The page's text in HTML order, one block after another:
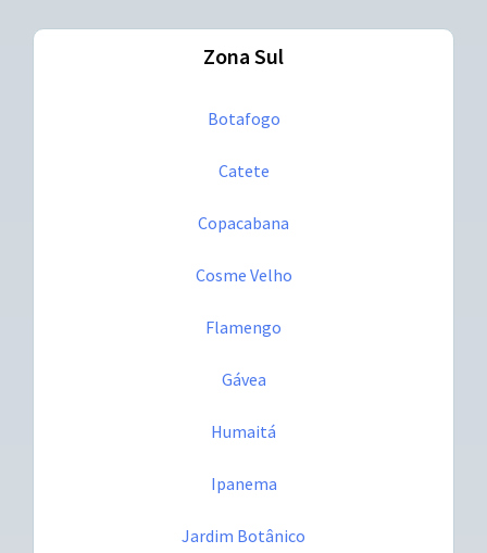
Zona Sul
Botafogo
Catete
Copacabana
Cosme Velho
Flamengo
Gávea
Humaitá
Ipanema
Jardim Botânico